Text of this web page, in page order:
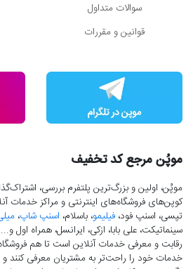
سوالات متداول
قوانین و مقررات
موپُن مرجع کد تخفیف
موپُن، اولین و بزرگ‌ترین پلتفرم بررسی،
کوپن‌های فروشگاه‌های اینترنتی و مراکز خدمات
تپسی، اسنپ فود، فیلیمو، باسلام، اسنپ شاپ،
سینماتیکت، علی بابا، ازکی، ایرانسل، همراه
رقابت و معرفی خدمات آنلاین است تا هم
خدمات خود را راحت‌تر به مشتریان معرفی کنند